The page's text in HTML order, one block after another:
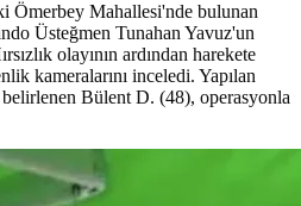
Ömerbey Mahallesi'nde bulunan
Üsteğmen Tunahan Yavuz'un
olayının ardından harekete
kameralarını inceledi. Yapılan
Bülent D. (48), operasyonla